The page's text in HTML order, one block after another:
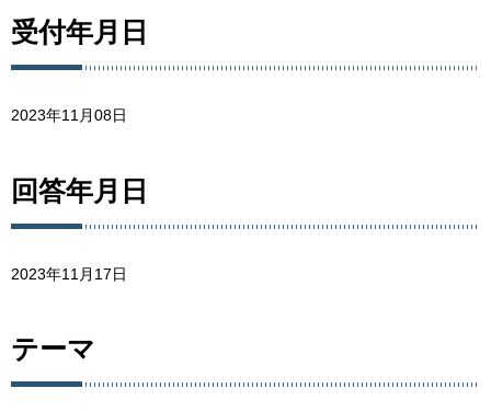
受付年月日
2023年11月08日
回答年月日
2023年11月17日
テーマ